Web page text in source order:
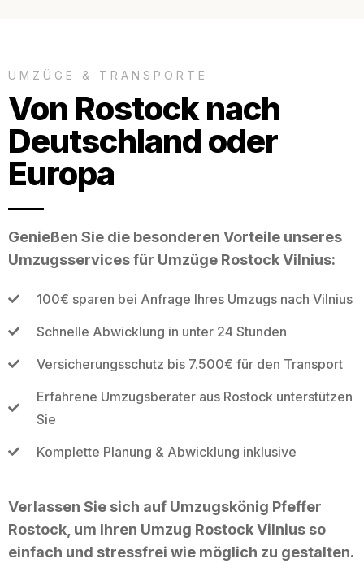
UMZÜGE & TRANSPORTE
Von Rostock nach
Deutschland oder
Europa
Genießen Sie die besonderen Vorteile unseres
Umzugsservices für Umzüge Rostock Vilnius:
100€ sparen bei Anfrage Ihres Umzugs nach Vilnius
Schnelle Abwicklung in unter 24 Stunden
Versicherungsschutz bis 7.500€ für den Transport
Erfahrene Umzugsberater aus Rostock unterstützen
Sie
Komplette Planung & Abwicklung inklusive
Verlassen Sie sich auf Umzugskönig Pfeffer
Rostock, um Ihren Umzug Rostock Vilnius so
einfach und stressfrei wie möglich zu gestalten.